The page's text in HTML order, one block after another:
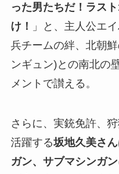
った男たちだ！ラス
け！
」と、主人公エ
兵チームの絆、北朝
ンギュン)との南北の
メントで讃える。
さらに、実銃免許、
活躍する坂地久美さん
ガン、サブマシンガ